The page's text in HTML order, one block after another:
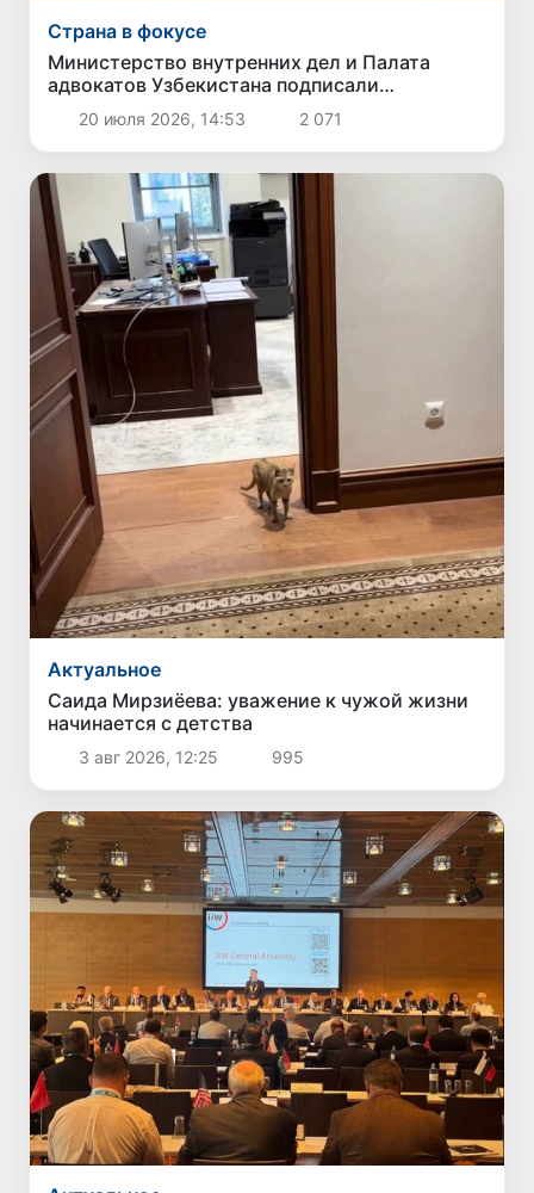
Страна в фокусе
Министерство внутренних дел и Палата
адвокатов Узбекистана подписали
меморандум о сотрудничестве
20 июля 2026, 14:53 2 071
Актуальное
Саида Мирзиёева: уважение к чужой жизни
начинается с детства
3 авг 2026, 12:25 995